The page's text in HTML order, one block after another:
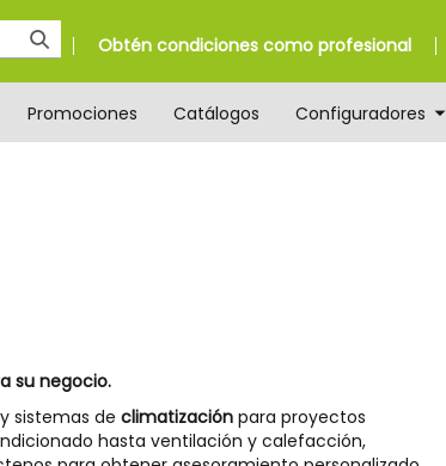
Obtén condiciones como profesional
Promociones Catálogos Configuradores
su negocio.
sistemas de climatizaciónpara proyectos
hasta ventilación y calefacción,